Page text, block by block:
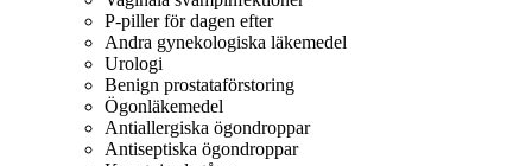
P-piller för dagen efter
Andra gynekologiska läkemedel
Urologi
Benign prostataförstoring
Ögonläkemedel
Antiallergiska ögondroppar
Antiseptiska ögondroppar